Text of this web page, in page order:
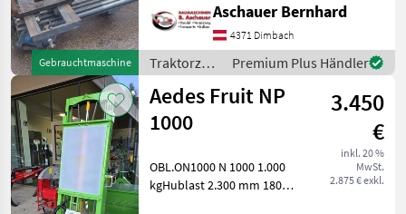
Gebrauchtmaschine
technische Daten, Maße,
Betriebsstunden, Baujahr,
Ausstattung) sind
Aschauer Bernhard
4371 Dimbach
Traktorzubehör
/ Sonstige
Premium Plus Händler
Aedes Fruit NP
1000
3.450
€
inkl. 20 %
MwSt.
2.875 € exkl.
OBL.ON1000 N 1000 1.000
kgHublast 2.300 mm 180